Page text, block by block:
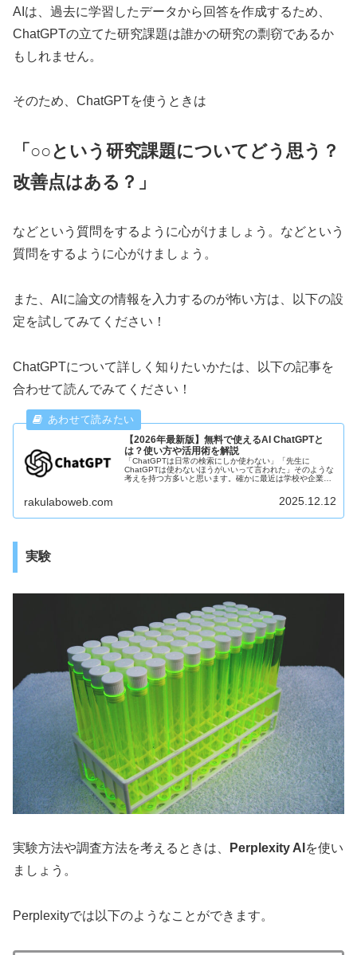
AIは、過去に学習したデータから回答を作成するため、
ChatGPTの立てた研究課題は誰かの研究の剽窃であるか
もしれません。
そのため、ChatGPTを使うときは
「○○という研究課題についてどう思う？
改善点はある？」
などという質問をするように心がけましょう。などという
質問をするように心がけましょう。
また、AIに論文の情報を入力するのが怖い方は、以下の設
定を試してみてください！
ChatGPTについて詳しく知りたいかたは、以下の記事を
合わせて読んでみてください！
【2026年最新版】無料で使えるAI ChatGPTと
は？使い方や活用術を解説
「ChatGPTは日常の検索にしか使わない」「先生に
ChatGPTは使わないほうがいいって言われた」そのような
考えを持つ方多いと思います。確かに最近は学校や企業で
象があります。この記事では、そんなChatGPTの基本的な
情報から、使える機能などを紹介していこうと思います。
rakulaboweb.com 2025.12.12
実験
実験方法や調査方法を考えるときは、 Perplexity AI を使い
ましょう。
Perplexityでは以下のようなことができます。